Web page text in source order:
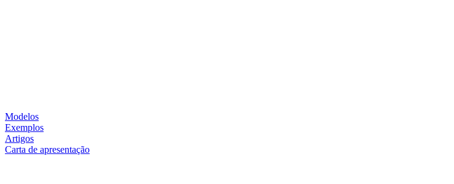
Modelos
Exemplos
Artigos
Carta de apresentação